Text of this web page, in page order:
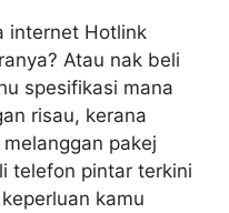
internet Hotlink
Atau nak beli
spesifikasi mana
risau, kerana
pakej
telefon pintar terkini
kamu